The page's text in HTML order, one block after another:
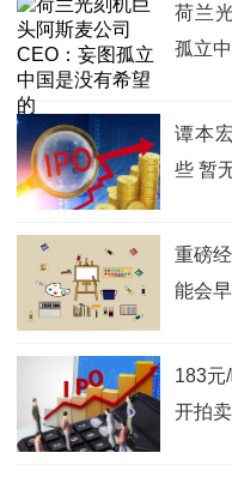
荷兰
孤立
谭本
些 暂
重磅
能会
183元
开拍卖